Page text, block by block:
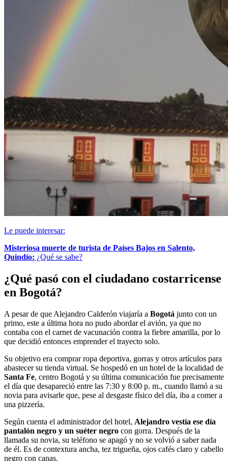
Le puede interesar:
Misteriosa muerte de turista de Países Bajos en Salento,
Quindío: ¿Qué se sabe?
¿Qué pasó con el ciudadano costarricense
en Bogotá?
A pesar de que Alejandro Calderón viajaría a Bogotá junto con un
primo, este a última hora no pudo abordar el avión, ya que no
contaba con el carnet de vacunación contra la fiebre amarilla, por lo
que decidió entonces emprender el trayecto solo.
Su objetivo era comprar ropa deportiva, gorras y otros artículos para
abastecer su tienda virtual. Se hospedó en un hotel de la localidad de
Santa Fe, centro Bogotá y su última comunicación fue precisamente
el día que desapareció entre las 7:30 y 8:00 p. m., cuando llamó a su
novia para avisarle que, pese al desgaste físico del día, iba a comer a
una pizzería.
Según cuenta el administrador del hotel, Alejandro vestía ese día
pantalón negro y un suéter negro con gorra. Después de la
llamada su novia, su teléfono se apagó y no se volvió a saber nada
de él. Es de contextura ancha, tez trigueña, ojos cafés claro y cabello
negro con canas.